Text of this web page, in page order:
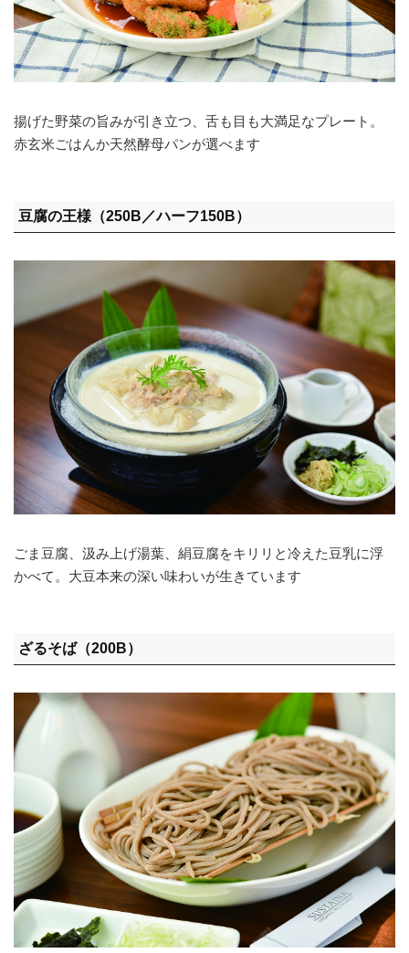
揚げた野菜の旨みが引き立つ、舌も目も大満足なプレート。
赤玄米ごはんか天然酵母パンが選べます
豆腐の王様（250B／ハーフ150B）
ごま豆腐、汲み上げ湯葉、絹豆腐をキリリと冷えた豆乳に浮
かべて。大豆本来の深い味わいが生きています
ざるそば（200B）